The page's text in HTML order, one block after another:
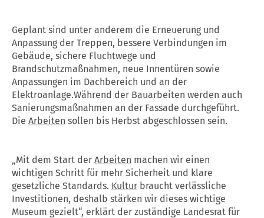
Geplant sind unter anderem die Erneuerung und
Anpassung der Treppen, bessere Verbindungen im
Gebäude, sichere Fluchtwege und
Brandschutzmaßnahmen, neue Innentüren sowie
Anpassungen im Dachbereich und an der
Elektroanlage.Während der Bauarbeiten werden auch
Sanierungsmaßnahmen an der Fassade durchgeführt.
Die Arbeiten sollen bis Herbst abgeschlossen sein.
„Mit dem Start der Arbeiten machen wir einen
wichtigen Schritt für mehr Sicherheit und klare
gesetzliche Standards. Kultur braucht verlässliche
Investitionen, deshalb stärken wir dieses wichtige
Museum gezielt“, erklärt der zuständige Landesrat für